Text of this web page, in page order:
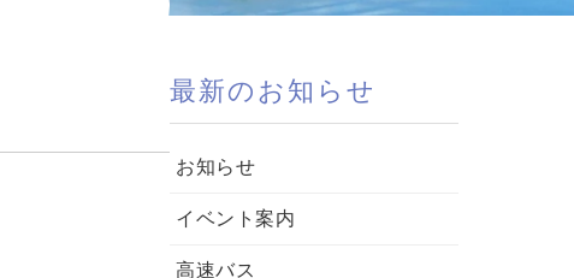
最新のお知らせ
お知らせ
イベント案内
高速バス